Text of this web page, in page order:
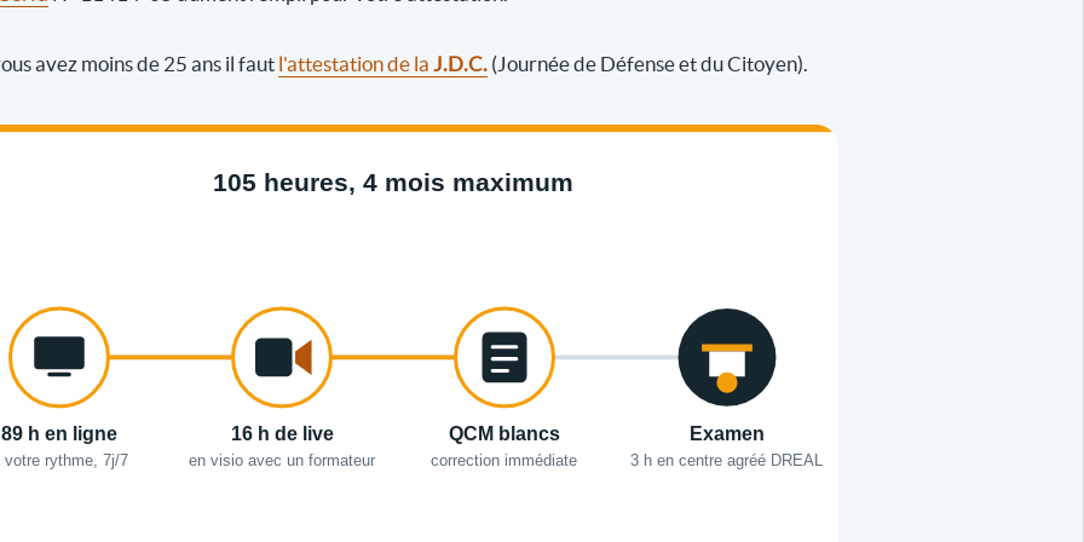
avez moins de 25 ans il faut l'attestation de la J.D.C. (Journée de Défense et du Citoyen).